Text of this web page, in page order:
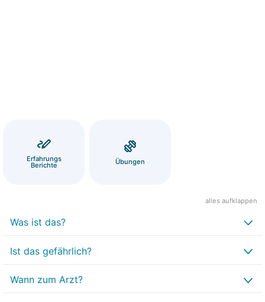
Erfahrungs
Berichte Übungen
alles aufklappen
Was ist das?
Ist das gefährlich?
Wann zum Arzt?